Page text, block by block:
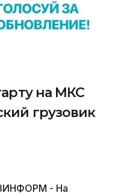
на МКС
грузовик
- На